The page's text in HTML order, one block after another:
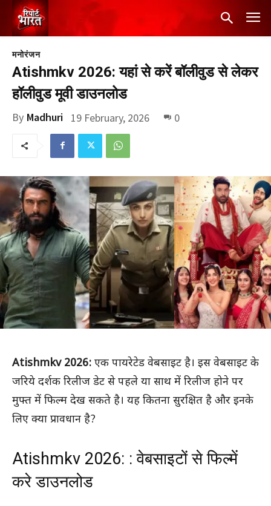
मनोरंजन
Atishmkv 2026: यहां से करें बॉलीवुड से लेकर
हॉलीवुड मूवी डाउनलोड
By Madhuri 19 February, 2026 0
Atishmkv 2026: एक पायरेटेड वेबसाइट है। इस वेबसाइट के
जरिये दर्शक रिलीज डेट से पहले या साथ में रिलीज होने पर
मुफ्त में फिल्म देख सकते है। यह कितना सुरक्षित है और इनके
लिए क्या प्रावधान है?
Atishmkv 2026: : वेबसाइटों से फिल्में
करे डाउनलोड